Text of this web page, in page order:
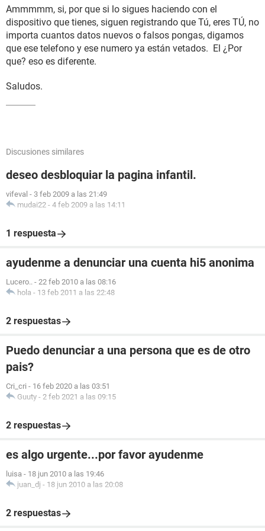
Ammmmm, si, por que si lo sigues haciendo con el
dispositivo que tienes, siguen registrando que Tú, eres TÚ, no
importa cuantos datos nuevos o falsos pongas, digamos
que ese telefono y ese numero ya están vetados. El ¿Por
que? eso es diferente.
Saludos.
Discusiones similares
deseo desbloquiar la pagina infantil.
vifeval - 3 feb 2009 a las 21:49
mudai22 - 4 feb 2009 a las 14:11
1 respuesta
ayudenme a denunciar una cuenta hi5 anonima
Lucero.. - 22 feb 2010 a las 08:16
hola - 13 feb 2011 a las 22:48
2 respuestas
Puedo denunciar a una persona que es de otro
pais?
Cri_cri - 16 feb 2020 a las 03:51
Guuty - 2 feb 2021 a las 09:15
2 respuestas
es algo urgente...por favor ayudenme
luisa - 18 jun 2010 a las 19:46
juan_dj - 18 jun 2010 a las 20:08
2 respuestas